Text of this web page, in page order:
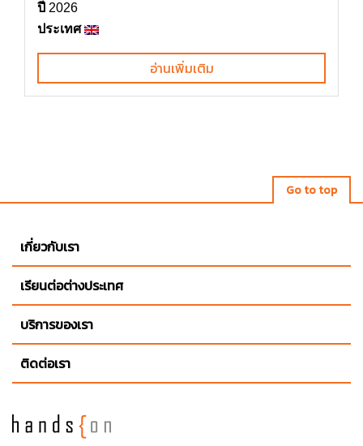
ปี 2026
ประเทศ
อ่านเพิ่มเติม
Go to top
เกี่ยวกับเรา
เรียนต่อต่างประเทศ
บริการของเรา
ติดต่อเรา